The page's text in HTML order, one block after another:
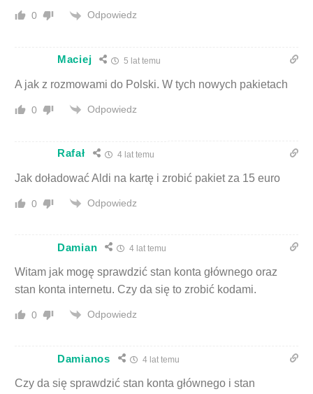
0 Odpowiedz
Maciej 5 lat temu
A jak z rozmowami do Polski. W tych nowych pakietach
0 Odpowiedz
Rafał 4 lat temu
Jak doładować Aldi na kartę i zrobić pakiet za 15 euro
0 Odpowiedz
Damian 4 lat temu
Witam jak mogę sprawdzić stan konta głównego oraz
stan konta internetu. Czy da się to zrobić kodami.
0 Odpowiedz
Damianos 4 lat temu
Czy da się sprawdzić stan konta głównego i stan